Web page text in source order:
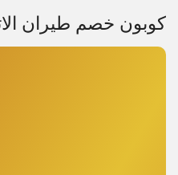
كوبون خصم طيران